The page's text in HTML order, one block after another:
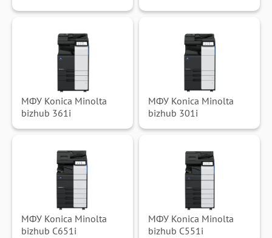
МФУ Konica Minolta
bizhub 361i
МФУ Konica Minolta
bizhub 301i
МФУ Konica Minolta
bizhub C651i
МФУ Konica Minolta
bizhub C551i